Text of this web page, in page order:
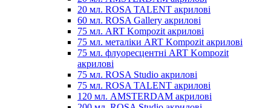
20 мл. ROSA TALENT акрилові
60 мл. ROSA Gallery акрилові
75 мл. ART Kompozit акрилові
75 мл. металіки ART Kompozit акрилові
75 мл. флуоресцентні ART Kompozit
акрилові
75 мл. ROSA Studio акрилові
75 мл. ROSA TALENT акрилові
120 мл. AMSTERDAM акрилові